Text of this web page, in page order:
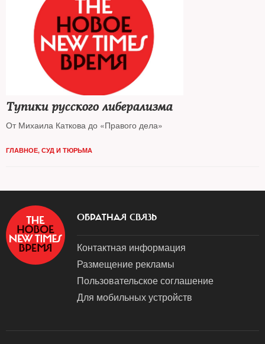
Тупики русского либерализма
От Михаила Каткова до «Правого дела»
ГЛАВНОЕ, СУД И ТЮРЬМА
ОБРАТНАЯ СВЯЗЬ
Контактная информация
Размещение рекламы
Пользовательское соглашение
Для мобильных устройств